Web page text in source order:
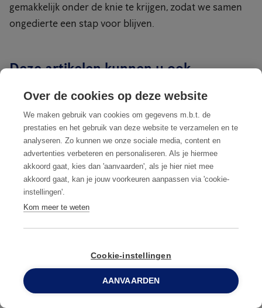
gemakkelijk onder de knie te krijgen, zodat we samen
ongedierte een stap voor blijven.
Deze artikelen kunnen u ook
BLOGARTIKEL 6 JUN. 2025
Hoe u de buitenruimtes
van uw hotel vrij houdt
van plaagdieren
BLOGARTIKEL
Laat
gasten niet
belang van
Veelgestelde vragen over plaagdierbeheersing
0800 96 900
Over de cookies op deze website
We maken gebruik van cookies om gegevens m.b.t. de
prestaties en het gebruik van deze website te verzamelen en te
analyseren. Zo kunnen we onze sociale media, content en
advertenties verbeteren en personaliseren. Als je hiermee
akkoord gaat, kies dan 'aanvaarden', als je hier niet mee
akkoord gaat, kan je jouw voorkeuren aanpassen via 'cookie-
instellingen'.
Kom meer te weten
Cookie-instellingen
AANVAARDEN